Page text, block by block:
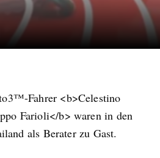
Fahrer <b>Celestino
Farioli</b> waren in den
als Berater zu Gast.